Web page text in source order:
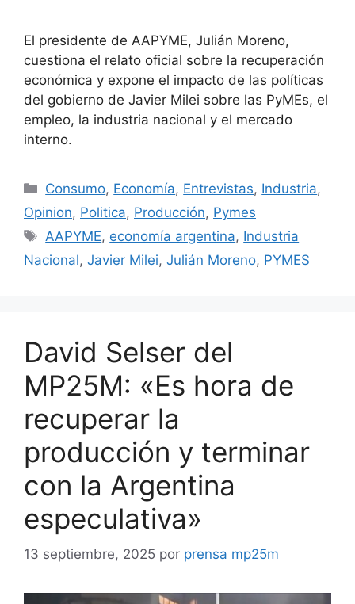
El presidente de AAPYME, Julián Moreno,
cuestiona el relato oficial sobre la recuperación
económica y expone el impacto de las políticas
del gobierno de Javier Milei sobre las PyMEs, el
empleo, la industria nacional y el mercado
interno.
Consumo, Economía, Entrevistas, Industria,
Opinion, Politica, Producción, Pymes
AAPYME, economía argentina, Industria
Nacional, Javier Milei, Julián Moreno, PYMES
David Selser del
MP25M: «Es hora de
recuperar la
producción y terminar
con la Argentina
especulativa»
13 septiembre, 2025 por prensa mp25m